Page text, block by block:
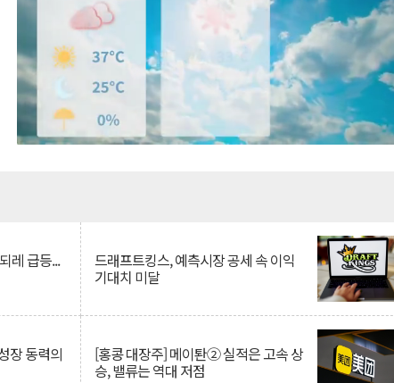
레 급등... 드래프트킹스, 예측시장 공세 속 이익
기대치 미달
장 동력의 [홍콩 대장주] 메이퇀② 실적은 고속 상
승, 밸류는 역대 저점